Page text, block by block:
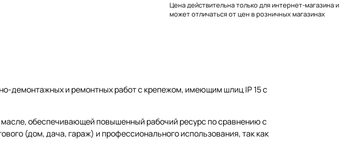
Цена действительна только для интернет-магазина и
может отличаться от цен в розничных магазинах
демонтажных и ремонтных работ с крепежом, имеющим шлиц IP 15 с
обеспечивающей повышенный рабочий ресурс по сравнению с
(дом, дача, гараж) и профессионального использования, так как